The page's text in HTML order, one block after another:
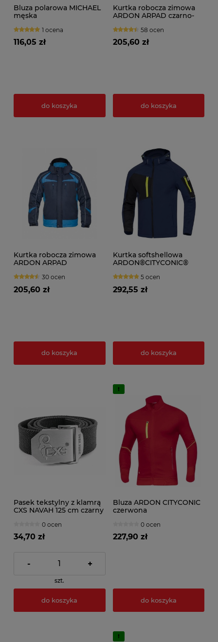
Bluza polarowa MICHAEL
męska
1 ocena
116,05 zł
do koszyka
Kurtka robocza zimowa
ARDON ARPAD czarno-
58 ocen
205,60 zł
do koszyka
Kurtka robocza zimowa
ARDON ARPAD
30 ocen
205,60 zł
do koszyka
Kurtka softshellowa
ARDON®CITYCONIC®
5 ocen
292,55 zł
do koszyka
Pasek tekstylny z klamrą
CXS NAVAH 125 cm czarny
0 ocen
34,70 zł
- +
szt.
do koszyka
Bluza ARDON CITYCONIC
czerwona
0 ocen
227,90 zł
do koszyka